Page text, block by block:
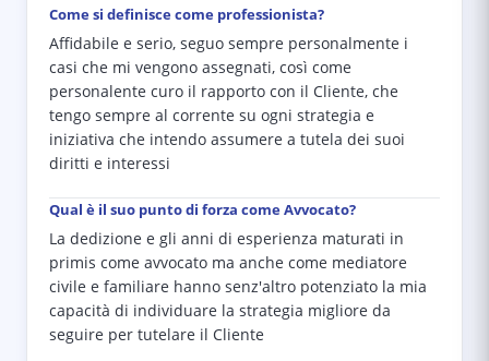
Come si definisce come professionista?
Affidabile e serio, seguo sempre personalmente i
casi che mi vengono assegnati, così come
personalente curo il rapporto con il Cliente, che
tengo sempre al corrente su ogni strategia e
iniziativa che intendo assumere a tutela dei suoi
diritti e interessi
Qual è il suo punto di forza come Avvocato?
La dedizione e gli anni di esperienza maturati in
primis come avvocato ma anche come mediatore
civile e familiare hanno senz'altro potenziato la mia
capacità di individuare la strategia migliore da
seguire per tutelare il Cliente